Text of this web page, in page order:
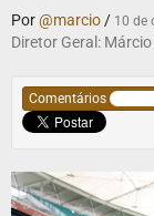
Por@marcio / 10 de
Diretor Geral:
Comentários